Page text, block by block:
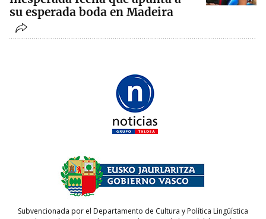
su esperada boda en Madeira
Subvencionada por el Departamento de Cultura y Política Lingüística